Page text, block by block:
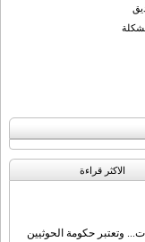
الاکثر قراءة
وتعتبر حكومة الحوثيين